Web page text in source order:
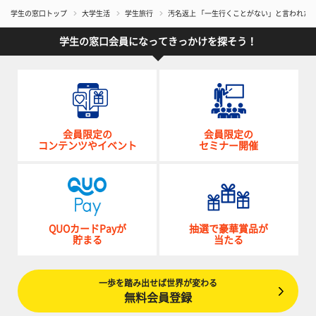
学生の窓口トップ 大学生活 学生旅行 汚名返上 「一生行くことがない」と言われた
学生の窓口会員になってきっかけを探そう！
会員限定の
コンテンツやイベント
会員限定の
セミナー開催
QUOカードPayが
貯まる
抽選で豪華賞品が
当たる
一歩を踏み出せば世界が変わる
無料会員登録